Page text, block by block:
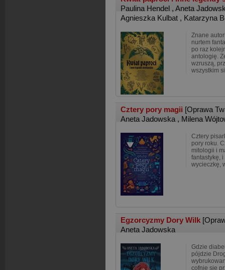
Paulina Hendel , Aneta
Agnieszka Kulbat , Katarzyna
Znane
nurtem
po raz
antologię.
wzruszą,
wszystkim
Cztery pory magii [Oprawa
Aneta Jadowska , Milena
Cztery
pory roku.
mitologii i
fantastykę, i
wycieczkę,
Egzorcyzmy Dory Wilk
Aneta Jadowska
Gdzie
pójdzie
cofnie się